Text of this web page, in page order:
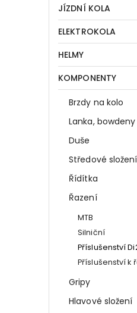
JÍZDNÍ KOLA
ELEKTROKOLA
HELMY
KOMPONENTY
Brzdy na kolo
Lanka, bowdeny
Duše
Středové složení
Řídítka
Řazení
MTB
Silniční
Příslušenství
Příslušenství k
Gripy
Hlavové složení